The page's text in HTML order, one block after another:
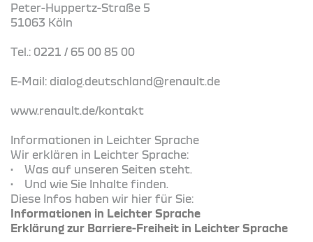
Peter-Huppertz-Straße 5
51063 Köln
Tel.: 0221 / 65 00 85 00
E-Mail: dialog.deutschland@renault.de
www.renault.de/kontakt
Informationen in Leichter Sprache
Wir erklären in Leichter Sprache:
• Was auf unseren Seiten steht.
• Und wie Sie Inhalte finden.
Diese Infos haben wir hier für Sie:
Informationen in Leichter Sprache
Erklärung zur Barriere-Freiheit in Leichter Sprache